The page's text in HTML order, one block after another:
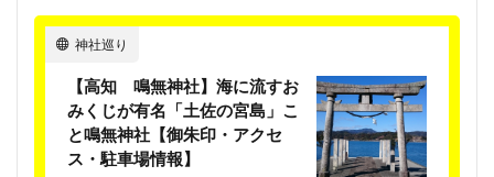
神社巡り
【高知 鳴無神社】海に流すお
みくじが有名「土佐の宮島」こ
と鳴無神社【御朱印・アクセ
ス・駐車場情報】